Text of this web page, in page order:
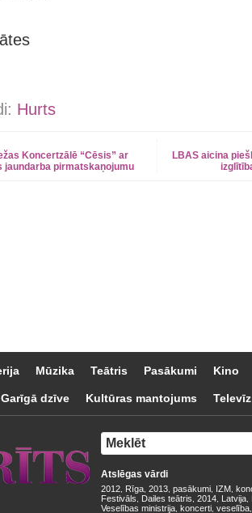
Hurts
Koncertzālē “Cēsis” ar
jaundarba pirmatskaņojumu
LBAS aicina
Mūzika Teātris Pasākumi Kino
Garīgā dzīve Kultūras mantojums
Atslēgas vārdi
2012 Rīga 2013 pasākumi IZM
Festivāls
Dailes teātris 2014 Latvija
Veselības ministrija koncerti veselība